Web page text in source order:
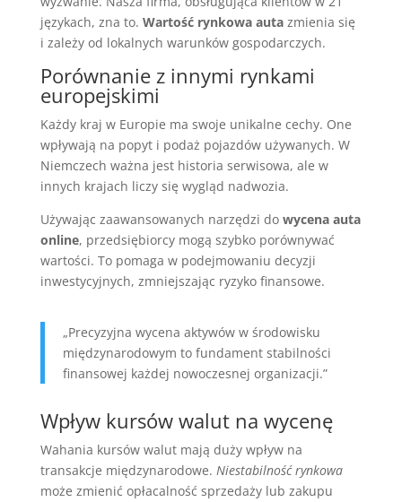
językach, zna to. Wartość rynkowa autazmienia się
i zależy od lokalnych warunków gospodarczych.
Porównanie z innymi rynkami
europejskimi
Każdy kraj w Europie ma swoje unikalne cechy. One
wpływają na popyt i podaż pojazdów używanych. W
Niemczech ważna jest historia serwisowa, ale w
innych krajach liczy się wygląd nadwozia.
Używając zaawansowanych narzędzi do wycena auta
online, przedsiębiorcy mogą szybko porównywać
wartości. To pomaga w podejmowaniu decyzji
inwestycyjnych, zmniejszając ryzyko finansowe.
„Precyzyjna wycena aktywów w środowisku
międzynarodowym to fundament stabilności
finansowej każdej nowoczesnej organizacji.”
Wpływ kursów walut na wycenę
Wahania kursów walut mają duży wpływ na
transakcje międzynarodowe. Niestabilność rynkowa
może zmienić opłacalność sprzedaży lub zakupu